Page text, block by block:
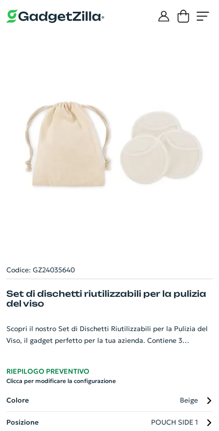
Codice: GZ24035640
Set di dischetti riutilizzabili per la pulizia
del viso
Scopri il nostro Set di Dischetti Riutilizzabili per la Pulizia del
Viso, il gadget perfetto per la tua azienda. Contiene 3
durare, questi dischetti sono riutilizzabili e lavabili, ideali per
sono la scelta perfetta per chi cerca un'opzione sostenibile e di
alta qualità per la pulizia del viso.
RIEPILOGO PREVENTIVO
Clicca per modificare la configurazione
Colore Beige
Posizione POUCH SIDE 1